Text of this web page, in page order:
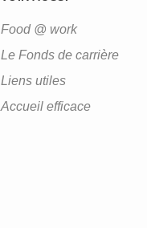
Food @ work
Le Fonds de carrière
Liens utiles
Accueil efficace